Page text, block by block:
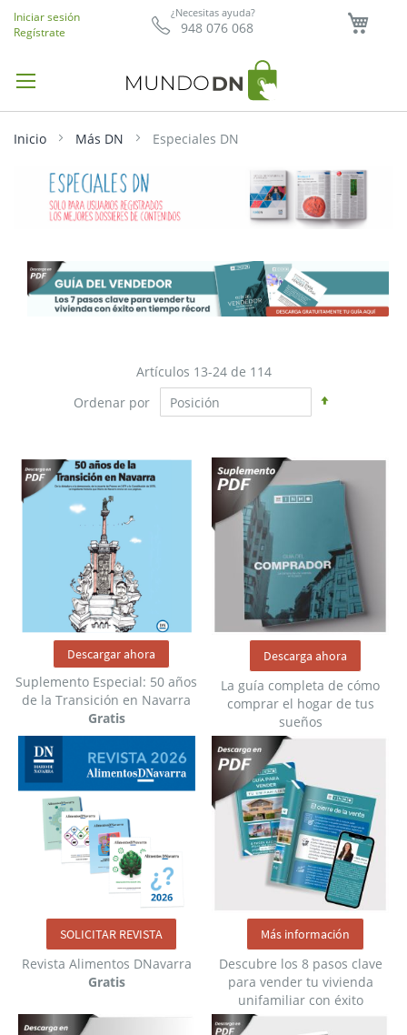
¿Necesitas ayuda?
948 076 068
Iniciar sesión
Regístrate
Inicio Más DN Especiales DN
Artículos 13-24de 114
Ordenar por
Suplemento Especial: 50 años
de la Transición en Navarra
Gratis
Descargar ahora
La guía completa de cómo
comprar el hogar de tus
sueños
Descarga ahora
Revista Alimentos DNavarra
Gratis
SOLICITAR REVISTA
Descubre los 8 pasos clave
para vender tu vivienda
unifamiliar con éxito
Más información